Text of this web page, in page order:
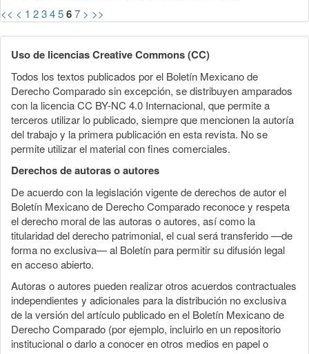
<< < 1 234567 > >>
Uso de licencias Creative Commons (CC)
Todos los textos publicados por el Boletín Mexicano de
Derecho Comparado sin excepción, se distribuyen amparados
con la licencia CC BY-NC 4.0 Internacional, que permite a
terceros utilizar lo publicado, siempre que mencionen la autoría
del trabajo y la primera publicación en esta revista. No se
permite utilizar el material con fines comerciales.
Derechos de autoras o autores
De acuerdo con la legislación vigente de derechos de autor el
Boletín Mexicano de Derecho Comparado reconoce y respeta
el derecho moral de las autoras o autores, así como la
titularidad del derecho patrimonial, el cual será transferido —de
forma no exclusiva— al Boletín para permitir su difusión legal
en acceso abierto.
Autoras o autores pueden realizar otros acuerdos contractuales
independientes y adicionales para la distribución no exclusiva
de la versión del artículo publicado en el Boletín Mexicano de
Derecho Comparado (por ejemplo, incluirlo en un repositorio
institucional o darlo a conocer en otros medios en papel o